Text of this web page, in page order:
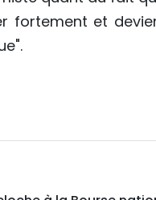
fortement et